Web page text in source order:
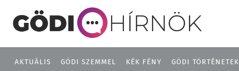
AKTUÁLIS GÖDI SZEMMEL KÉK FÉNY GÖDI TÖRTÉNETEK